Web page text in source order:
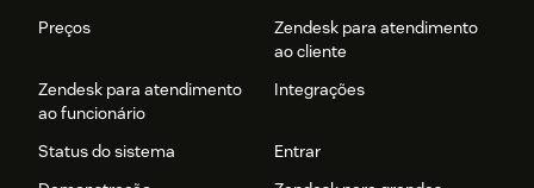
Preços
Zendesk para atendimento
ao cliente
Zendesk para atendimento
ao funcionário
Integrações
Status do sistema
Entrar